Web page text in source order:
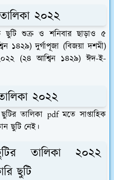
২০২২
ছুটি শুক্র ও শনিবার ছাড়াও ৫
১৪২৯) দুর্গাপূজা (বিজয়া দশমী)
(২৪ আশ্বিন ১৪২৯) ঈদ-ই-
২০২২
তালিকা pdf মতে সাপ্তাহিক
ছুটি নেই।
তালিকা ২০২২
ছুটি